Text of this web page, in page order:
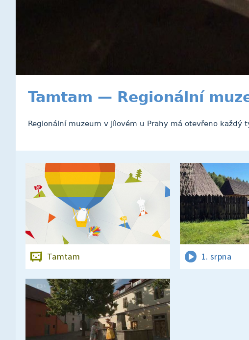
Tamtam — Regionální
Regionální muzeum v Jílovém u Prahy má otevřeno každý
Tamtam 1. srpna